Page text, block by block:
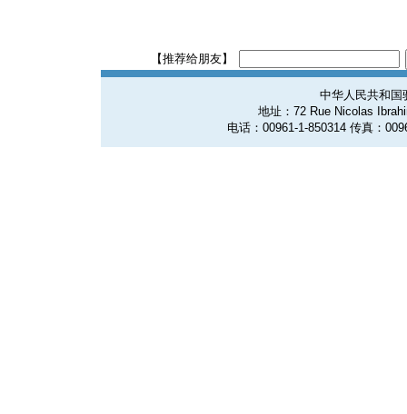
【推荐给朋友】
中华人民共和国
地址：72 Rue Nicolas
电话：00961-1-850314 传真：